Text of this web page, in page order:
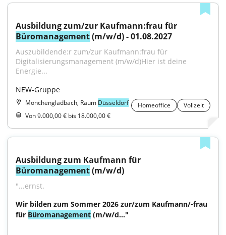
Büromanagement (m/w/d) - 01.08.2027
Auszubildende:r zum/zur Kaufmann:frau für
Digitalisierungsmanagement (m/w/d)Hier ist deine
Energie...
NEW-Gruppe
Mönchengladbach, Raum Düsseldorf Homeoffice
Vollzeit
Von 9.000,00 € bis 18.000,00 €
Büromanagement (m/w/d)
"...ernst.
Wir bilden zum Sommer 2026 zur/zum Kaufmann/-frau
für Büromanagement (m/w/d..."